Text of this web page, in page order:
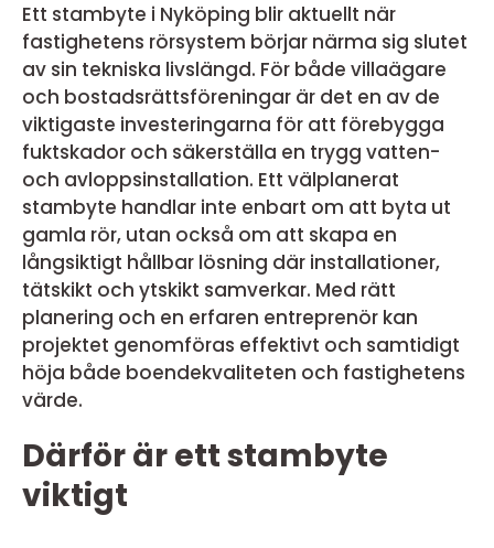
Ett stambyte i Nyköping blir aktuellt när
fastighetens rörsystem börjar närma sig slutet
av sin tekniska livslängd. För både villaägare
och bostadsrättsföreningar är det en av de
viktigaste investeringarna för att förebygga
fuktskador och säkerställa en trygg vatten-
och avloppsinstallation. Ett välplanerat
stambyte handlar inte enbart om att byta ut
gamla rör, utan också om att skapa en
långsiktigt hållbar lösning där installationer,
tätskikt och ytskikt samverkar. Med rätt
planering och en erfaren entreprenör kan
projektet genomföras effektivt och samtidigt
höja både boendekvaliteten och fastighetens
värde.
Därför är ett stambyte
viktigt